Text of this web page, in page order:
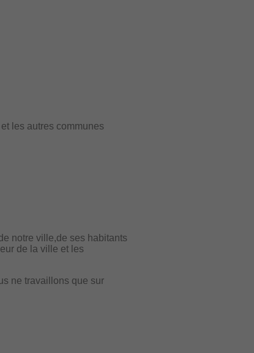
les autres communes
notre ville,de ses habitants
de la ville et les
ne travaillons que sur